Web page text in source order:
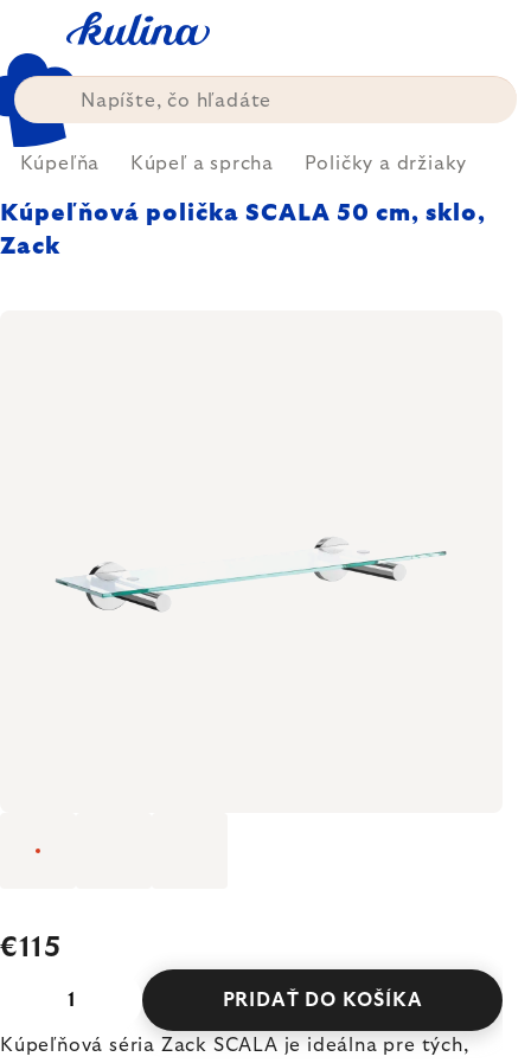
obsah
Kúpeľňa Kúpeľ a sprcha Poličky a držiaky
Kúpeľňová polička SCALA 50 cm, sklo,
Zack
€115
PRIDAŤ DO KOŠÍKA
Kúpeľňová séria Zack SCALA je ideálna pre tých,